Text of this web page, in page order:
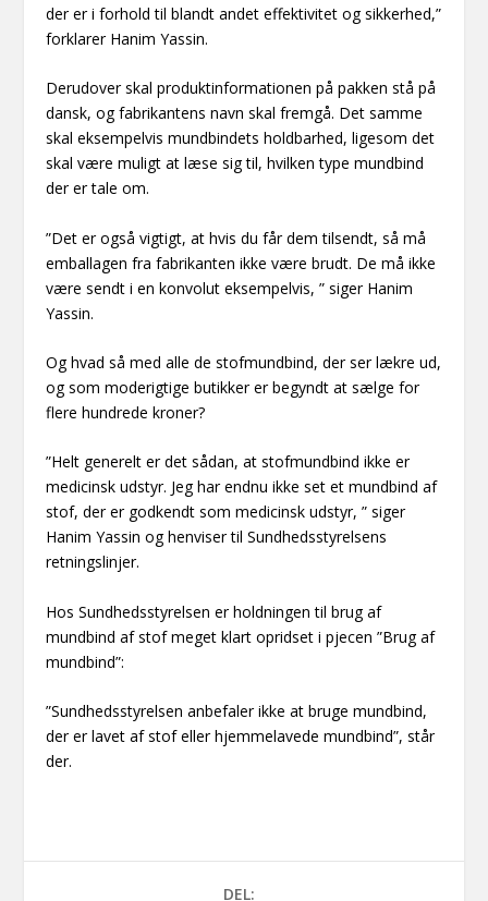
der er i forhold til blandt andet effektivitet og sikkerhed,”
forklarer Hanim Yassin.
Derudover skal produktinformationen på pakken stå på
dansk, og fabrikantens navn skal fremgå. Det samme
skal eksempelvis mundbindets holdbarhed, ligesom det
skal være muligt at læse sig til, hvilken type mundbind
der er tale om.
”Det er også vigtigt, at hvis du får dem tilsendt, så må
emballagen fra fabrikanten ikke være brudt. De må ikke
være sendt i en konvolut eksempelvis, ” siger Hanim
Yassin.
Og hvad så med alle de stofmundbind, der ser lækre ud,
og som moderigtige butikker er begyndt at sælge for
flere hundrede kroner?
”Helt generelt er det sådan, at stofmundbind ikke er
medicinsk udstyr. Jeg har endnu ikke set et mundbind af
stof, der er godkendt som medicinsk udstyr, ” siger
Hanim Yassin og henviser til Sundhedsstyrelsens
retningslinjer.
Hos Sundhedsstyrelsen er holdningen til brug af
mundbind af stof meget klart opridset i pjecen ”Brug af
mundbind”:
”Sundhedsstyrelsen anbefaler ikke at bruge mundbind,
der er lavet af stof eller hjemmelavede mundbind”, står
der.
DEL: